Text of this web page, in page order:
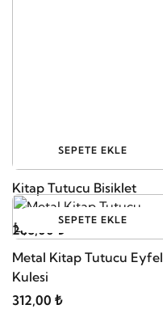
SEPETE EKLE
Kitap Tutucu Bisiklet
286,00 ₺
SEPETE EKLE
Metal Kitap Tutucu Eyfel
Kulesi
312,00 ₺